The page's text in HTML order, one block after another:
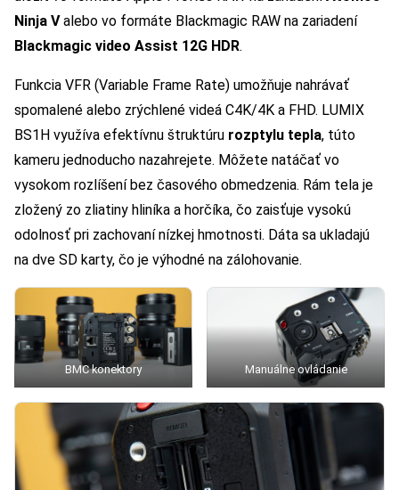
Ninja Valebo vo formáte Blackmagic RAW na zariadení
Blackmagic video Assist 12G HDR.
Funkcia VFR (Variable Frame Rate) umožňuje nahrávať
spomalené alebo zrýchlené videá C4K/4K a FHD. LUMIX
BS1H využíva efektívnu štruktúru rozptylu tepla, túto
kameru jednoducho nazahrejete. Môžete natáčať vo
vysokom rozlíšení bez časového obmedzenia. Rám tela je
zložený zo zliatiny hliníka a horčíka, čo zaisťuje vysokú
odolnosť pri zachovaní nízkej hmotnosti. Dáta sa ukladajú
na dve SD karty, čo je výhodné na zálohovanie.
BMC konektory Manuálne ovládanie